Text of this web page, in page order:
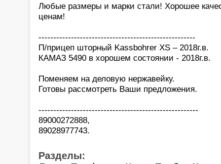
Любые размеры и марки стали! Хорошее
ценам!
-----------------------------------------------------
П/прицеп шторный Kassbohrer XS – 2018г.в.
КАМАЗ 5490 в хорошем состоянии - 2018г.в.
Поменяем на деловую нержавейку.
Готовы рассмотреть Ваши предложения.
------------------------------------------------------
89000272888,
89028977743.
Разделы: